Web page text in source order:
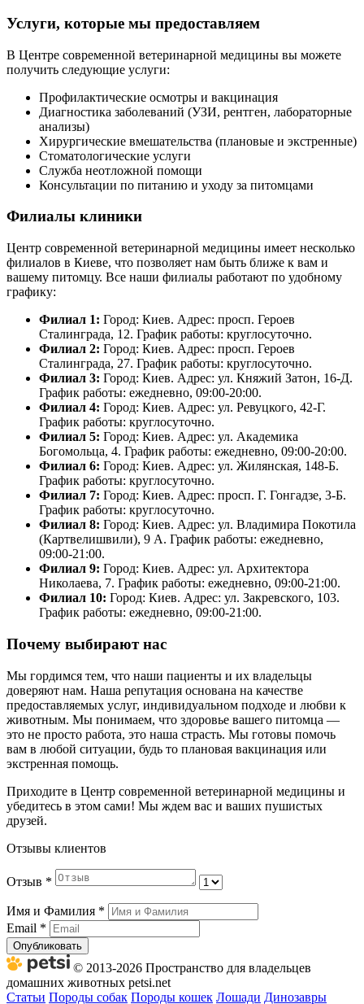
Услуги, которые мы предоставляем
В Центре современной ветеринарной медицины вы можете
получить следующие услуги:
Профилактические осмотры и вакцинация
Диагностика заболеваний (УЗИ, рентген, лабораторные
анализы)
Хирургические вмешательства (плановые и экстренные)
Стоматологические услуги
Служба неотложной помощи
Консультации по питанию и уходу за питомцами
Филиалы клиники
Центр современной ветеринарной медицины имеет несколько
филиалов в Киеве, что позволяет нам быть ближе к вам и
вашему питомцу. Все наши филиалы работают по удобному
графику:
Филиал 1: Город: Киев. Адрес: просп. Героев
Сталинграда, 12. График работы: круглосуточно.
Филиал 2: Город: Киев. Адрес: просп. Героев
Сталинграда, 27. График работы: круглосуточно.
Филиал 3: Город: Киев. Адрес: ул. Княжий Затон, 16-Д.
График работы: ежедневно, 09:00-20:00.
Филиал 4: Город: Киев. Адрес: ул. Ревуцкого, 42-Г.
График работы: круглосуточно.
Филиал 5: Город: Киев. Адрес: ул. Академика
Богомольца, 4. График работы: ежедневно, 09:00-20:00.
Филиал 6: Город: Киев. Адрес: ул. Жилянская, 148-Б.
График работы: круглосуточно.
Филиал 7: Город: Киев. Адрес: просп. Г. Гонгадзе, 3-Б.
График работы: круглосуточно.
Филиал 8: Город: Киев. Адрес: ул. Владимира Покотила
(Картвелишвили), 9 А. График работы: ежедневно,
09:00-21:00.
Филиал 9: Город: Киев. Адрес: ул. Архитектора
Николаева, 7. График работы: ежедневно, 09:00-21:00.
Филиал 10: Город: Киев. Адрес: ул. Закревского, 103.
График работы: ежедневно, 09:00-21:00.
Почему выбирают нас
Мы гордимся тем, что наши пациенты и их владельцы
доверяют нам. Наша репутация основана на качестве
предоставляемых услуг, индивидуальном подходе и любви к
животным. Мы понимаем, что здоровье вашего питомца —
это не просто работа, это наша страсть. Мы готовы помочь
вам в любой ситуации, будь то плановая вакцинация или
экстренная помощь.
Приходите в Центр современной ветеринарной медицины и
убедитесь в этом сами! Мы ждем вас и ваших пушистых
друзей.
Отзывы клиентов
Отзыв *
Имя и Фамилия *
Email *
Опубликовать
© 2013-2026 Пространство для владельцев
домашних животных petsi.net
Статьи Породы собак Породы кошек Лошади Динозавры